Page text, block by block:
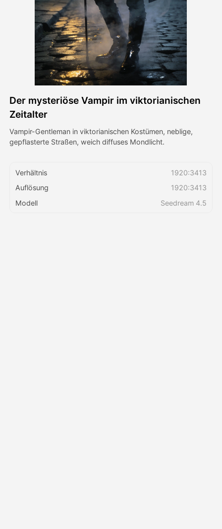
KI-Fotos
Weitere Instrumente
Alle Vorlagen anzeigen
Galerie
Blog
Preise
Der mysteriöse Vampir im viktorianischen
Zeitalter
Vampir-Gentleman in viktorianischen Kostümen, neblige,
gepflasterte Straßen, weich diffuses Mondlicht.
Verhältnis
1920:3413
Auflösung
1920:3413
Modell
Seedream 4.5